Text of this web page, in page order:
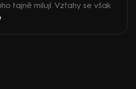
tajně milují. Vztahy se však